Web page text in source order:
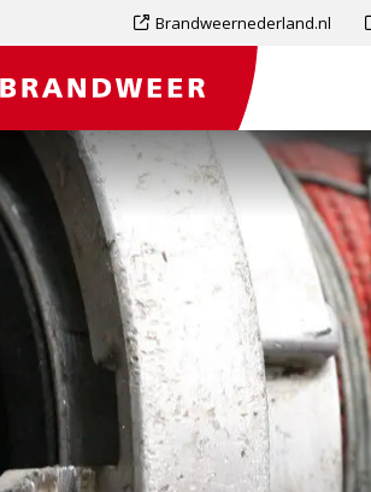
Dit
externe
pagina
Brandweernederland.nl
Brandweer